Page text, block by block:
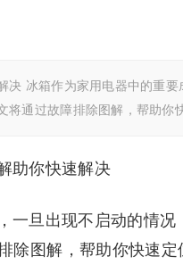
决 冰箱作为家用电器中的重
将通过故障排除图解，帮助你
助你快速解决
一旦出现不启动的情
除图解，帮助你快速